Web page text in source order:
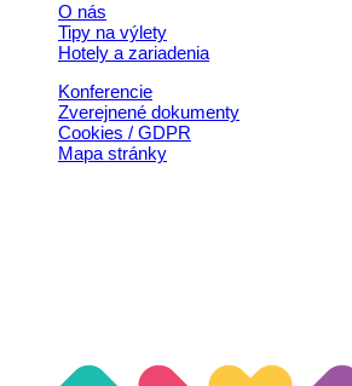
O nás
Tipy na výlety
Hotely a zariadenia
Konferencie
Zverejnené dokumenty
Cookies / GDPR
Mapa stránky